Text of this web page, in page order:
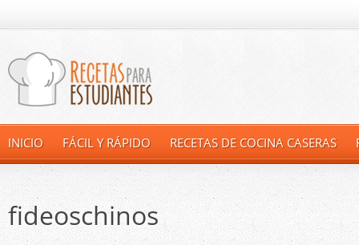
INICIO FÁCIL Y RÁPIDO RECETAS DE COCINA CASERAS
fideoschinos